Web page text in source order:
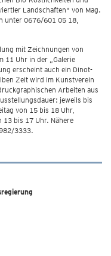
Landschaften" von Mag.
unter 0676/601 05 18,
mit Zeichnungen von
11 Uhr in der „Galerie
erscheint auch ein Dinot-
Zeit wird im Kunstverein
Arbeiten aus
jeweils bis
von 15 bis 18 Uhr,
13 bis 17 Uhr. Nähere
3333.